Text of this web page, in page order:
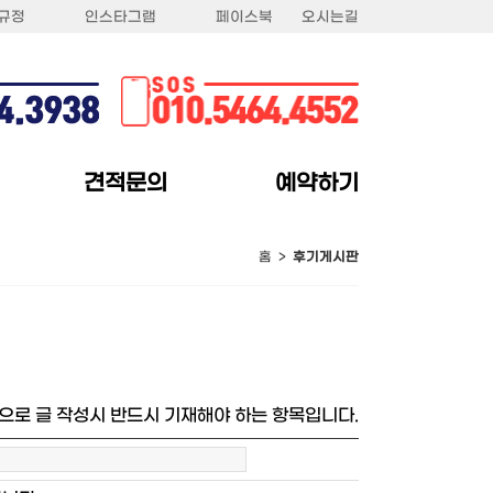
오시는길
페이스북
인스타그램
정
견적문의 예약하기
홈 > 후기게시판
로 글 작성시 반드시 기재해야 하는 항목입니다.